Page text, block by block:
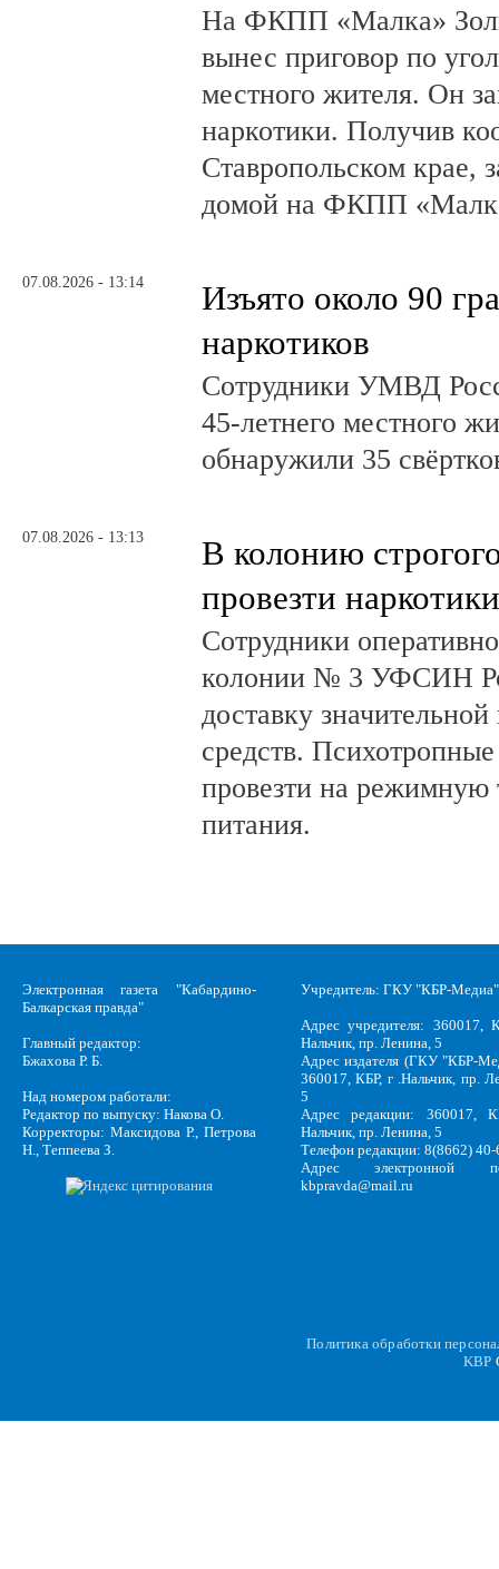
На ФКПП «Малка»
вынес приговор по
местного жителя. Он
наркотики. Получив
Ставропольском крае,
домой на ФКПП
07.08.2026 - 13:14
Изъято около 90
наркотиков
Сотрудники УМВД
45-летнего местного
обнаружили 35
07.08.2026 - 13:13
В колонию
провезти наркотики
Сотрудники
колонии № 3 УФСИН
доставку
средств.
провезти на режимную
питания.
Электронная газета "Кабардино-
Балкарская правда"
Главный редактор:
Бжахова Р. Б.
Над номером работали:
Редактор по выпуску: Накова О.
Корректоры: Максидова Р., Петрова
Н., Теппеева З.
Учредитель: ГКУ "КБР-Медиа"
Адрес учредителя: 360017,
Нальчик, пр. Ленина, 5
Адрес издателя (ГКУ "КБР-
360017, КБР, г .Нальчик, пр.
5
Адрес редакции: 360017,
Нальчик, пр. Ленина, 5
Телефон редакции: 8(8662)
Адрес электронной
kbpravda@mail.ru
Политика обработки
KBP